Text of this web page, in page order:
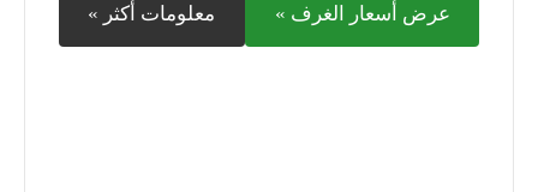
عرض أسعار الغرف » معلومات أكثر »